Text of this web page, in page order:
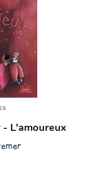
- L'amoureux